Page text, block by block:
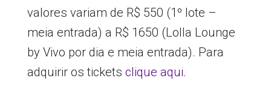
valores variam de R$ 550 (1º lote –
meia entrada) a R$ 1650 (Lolla Lounge
by Vivo por dia e meia entrada). Para
adquirir os tickets clique aqui.